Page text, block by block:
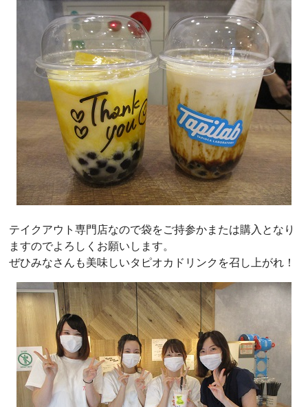
テイクアウト専門店なので袋をご持参かまたは購入となり
ますのでよろしくお願いします。
ぜひみなさんも美味しいタピオカドリンクを召し上がれ！